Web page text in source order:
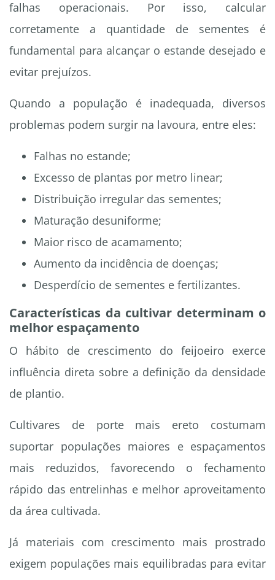
falhas operacionais. Por isso, calcular
corretamente a quantidade de sementes é
fundamental para alcançar o estande desejado e
evitar prejuízos.
Quando a população é inadequada, diversos
problemas podem surgir na lavoura, entre eles:
Falhas no estande;
Excesso de plantas por metro linear;
Distribuição irregular das sementes;
Maturação desuniforme;
Maior risco de acamamento;
Aumento da incidência de doenças;
Desperdício de sementes e fertilizantes.
Características da cultivar determinam o
melhor espaçamento
O hábito de crescimento do feijoeiro exerce
influência direta sobre a definição da densidade
de plantio.
Cultivares de porte mais ereto costumam
suportar populações maiores e espaçamentos
mais reduzidos, favorecendo o fechamento
rápido das entrelinhas e melhor aproveitamento
da área cultivada.
Já materiais com crescimento mais prostrado
exigem populações mais equilibradas para evitar